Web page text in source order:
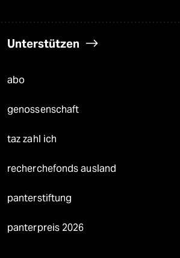
Unterstützen
abo
genossenschaft
taz zahl ich
recherchefonds ausland
panterstiftung
panterpreis 2026